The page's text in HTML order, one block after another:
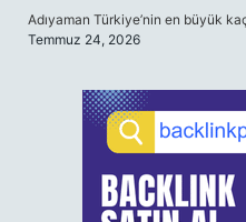
Adıyaman Türkiye’nin en büyük
Temmuz 24, 2026